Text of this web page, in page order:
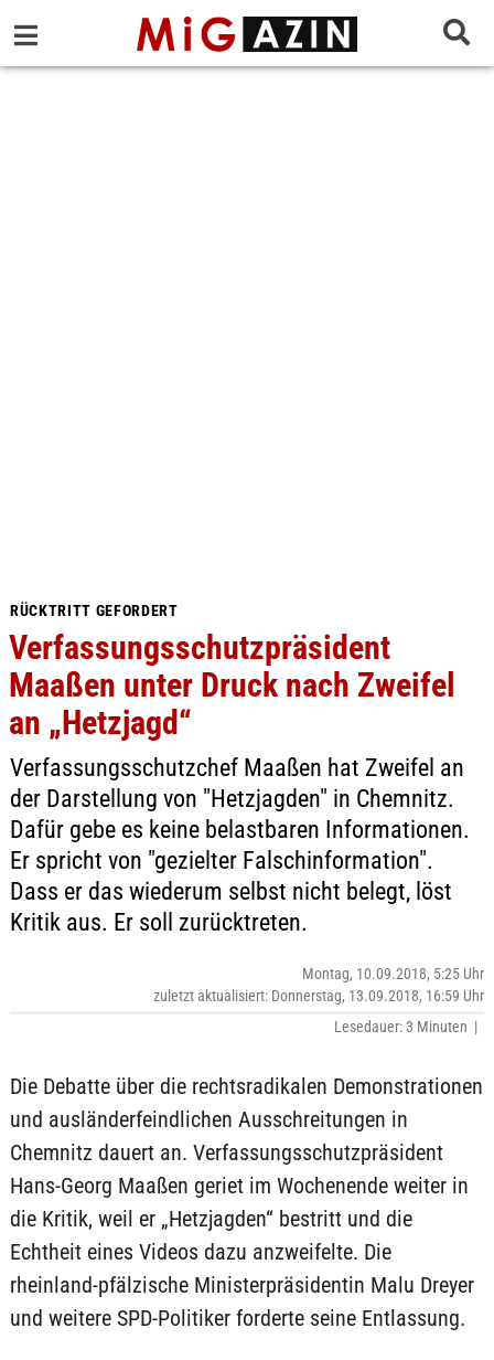
RÜCKTRITT GEFORDERT
Verfassungsschutzpräsident
Maaßen unter Druck nach Zweifel
an „Hetzjagd“
Verfassungsschutzchef Maaßen hat Zweifel an
der Darstellung von "Hetzjagden" in Chemnitz.
Dafür gebe es keine belastbaren Informationen.
Er spricht von "gezielter Falschinformation".
Dass er das wiederum selbst nicht belegt, löst
Kritik aus. Er soll zurücktreten.
Montag, 10.09.2018, 5:25 Uhr
zuletzt aktualisiert: Donnerstag, 13.09.2018, 16:59 Uhr
Lesedauer: 3 Minuten |
Die Debatte über die rechtsradikalen Demonstrationen
und ausländerfeindlichen Ausschreitungen in
Chemnitz dauert an. Verfassungsschutzpräsident
Hans-Georg Maaßen geriet im Wochenende weiter in
die Kritik, weil er „Hetzjagden“ bestritt und die
Echtheit eines Videos dazu anzweifelte. Die
rheinland-pfälzische Ministerpräsidentin Malu Dreyer
und weitere SPD-Politiker forderte seine Entlassung.